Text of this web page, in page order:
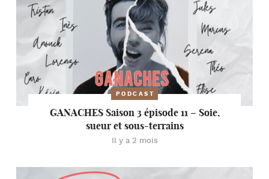
PODCAST
GANACHES Saison 3 épisode 11 – Soie,
sueur et sous-terrains
Il y a 2 mois